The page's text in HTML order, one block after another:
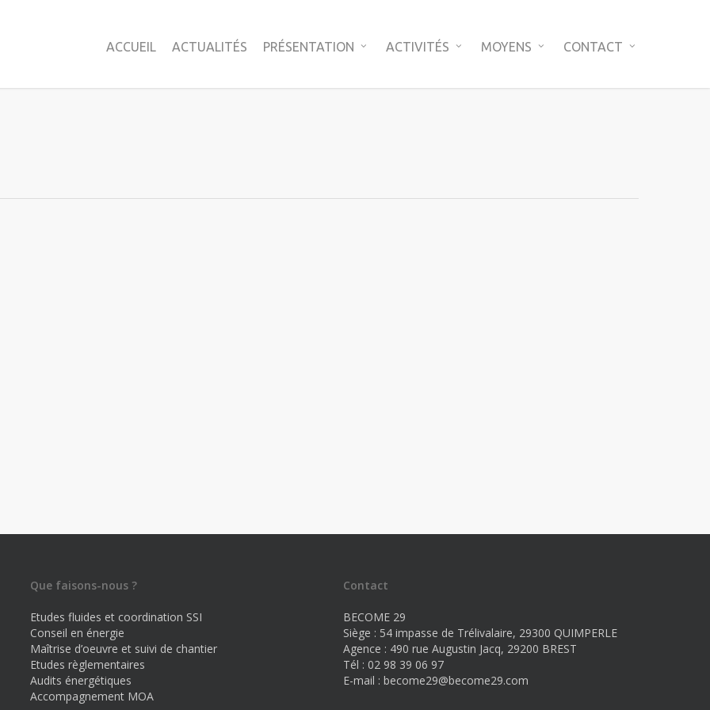
ACCUEIL ACTUALITÉS PRÉSENTATION ACTIVITÉS MOYENS CONTACT
Que faisons-nous ?
Etudes fluides et coordination SSI
Conseil en énergie
Maîtrise d’oeuvre et suivi de chantier
Etudes règlementaires
Audits énergétiques
Accompagnement MOA
Contact
BECOME 29
Siège : 54 impasse de Trélivalaire, 29300 QUIMPERLE
Agence : 490 rue Augustin Jacq, 29200 BREST
Tél : 02 98 39 06 97
E-mail :become29@become29.com